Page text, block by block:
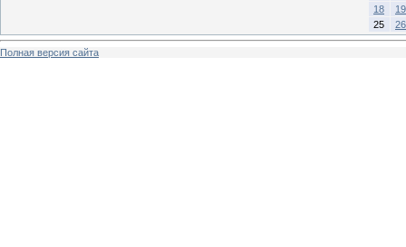
18
19
25
26
Полная версия сайта